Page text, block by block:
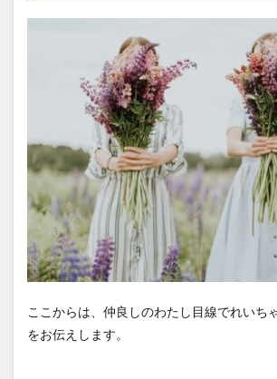
ここからは、仲良しのわたし目線でれいち
をお伝えします。